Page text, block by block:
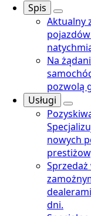
Spis
Aktualny
Na
pozwolą
Usługi
nowych
Sprzedaż
dni.